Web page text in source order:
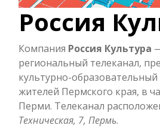
Россия
Компания Россия Культура
региональный телеканал,
культурно-образовательный
жителей Пермского края, в
Перми. Телеканал
Техническая, 7, Пермь.